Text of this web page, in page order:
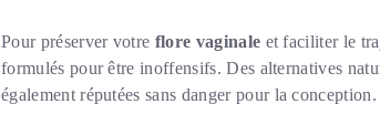
Pour préserver votre flore vaginale et faciliter le
formulés pour être inoffensifs. Des alternatives
également réputées sans danger pour la conception.